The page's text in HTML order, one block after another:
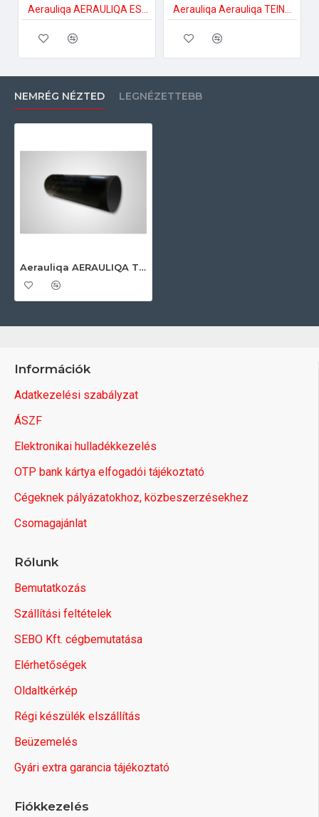
NEMRÉG NÉZTED LEGNÉZETTEBB
Aerauliqa AERAULIQA TP-100/270 állítható hosszméretű légtechnikai cső Hang és zajszigetelt cső
Információk
Adatkezelési szabályzat
ÁSZF
Elektronikai hulladékkezelés
OTP bank kártya elfogadói tájékoztató
Cégeknek pályázatokhoz, közbeszerzésekhez
Csomagajánlat
Rólunk
Bemutatkozás
Szállítási feltételek
SEBO Kft. cégbemutatása
Elérhetőségek
Oldaltkérkép
Régi készülék elszállítás
Beüzemelés
Gyári extra garancia tájékoztató
Fiókkezelés